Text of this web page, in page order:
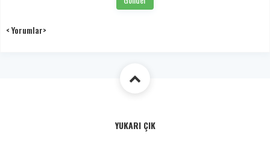
< Yorumlar>
YUKARI ÇIK